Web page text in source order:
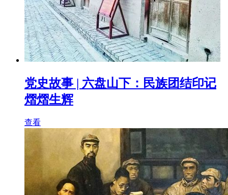
党史故事 | 六盘山下：民族团结印记
熠熠生辉
查看